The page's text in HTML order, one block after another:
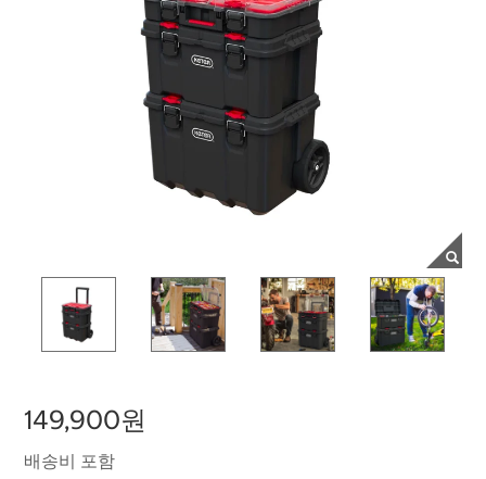
149,900원
배송비 포함